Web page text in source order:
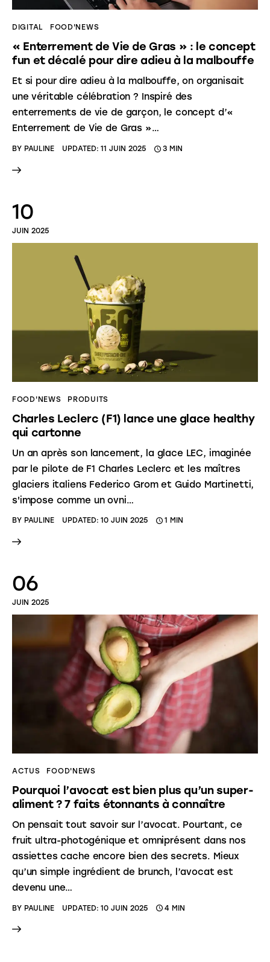
DIGITAL FOOD'NEWS
« Enterrement de Vie de Gras » : le concept
fun et décalé pour dire adieu à la malbouffe
Et si pour dire adieu à la malbouffe, on organisait
une véritable célébration ? Inspiré des
enterrements de vie de garçon, le concept d’«
Enterrement de Vie de Gras »…
BY PAULINE UPDATED: 11 JUIN 2025 3 MIN
10
JUIN 2025
FOOD'NEWS PRODUITS
Charles Leclerc (F1) lance une glace healthy
qui cartonne
Un an après son lancement, la glace LEC, imaginée
par le pilote de F1 Charles Leclerc et les maîtres
glaciers italiens Federico Grom et Guido Martinetti,
s'impose comme un ovni…
BY PAULINE UPDATED: 10 JUIN 2025 1 MIN
06
JUIN 2025
ACTUS FOOD'NEWS
Pourquoi l’avocat est bien plus qu’un super-
aliment ? 7 faits étonnants à connaître
On pensait tout savoir sur l’avocat. Pourtant, ce
fruit ultra-photogénique et omniprésent dans nos
assiettes cache encore bien des secrets. Mieux
qu’un simple ingrédient de brunch, l’avocat est
devenu une…
BY PAULINE UPDATED: 10 JUIN 2025 4 MIN